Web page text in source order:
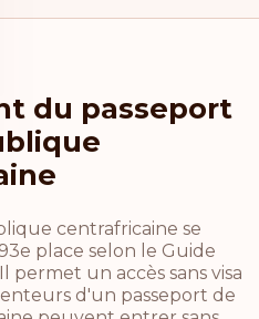
du passeport
centrafricaine se
place selon le Guide
permet un accès sans visa
d'un passeport de